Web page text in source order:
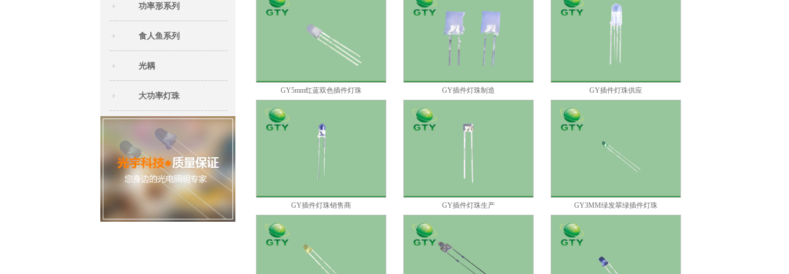
功率形系列
食人鱼系列
光耦
大功率灯珠
GY5mm红蓝双色插件灯珠 GY插件灯珠制造 GY插件灯珠供应
GY插件灯珠销售商 GY插件灯珠生产 GY3MM绿发翠绿插件灯珠